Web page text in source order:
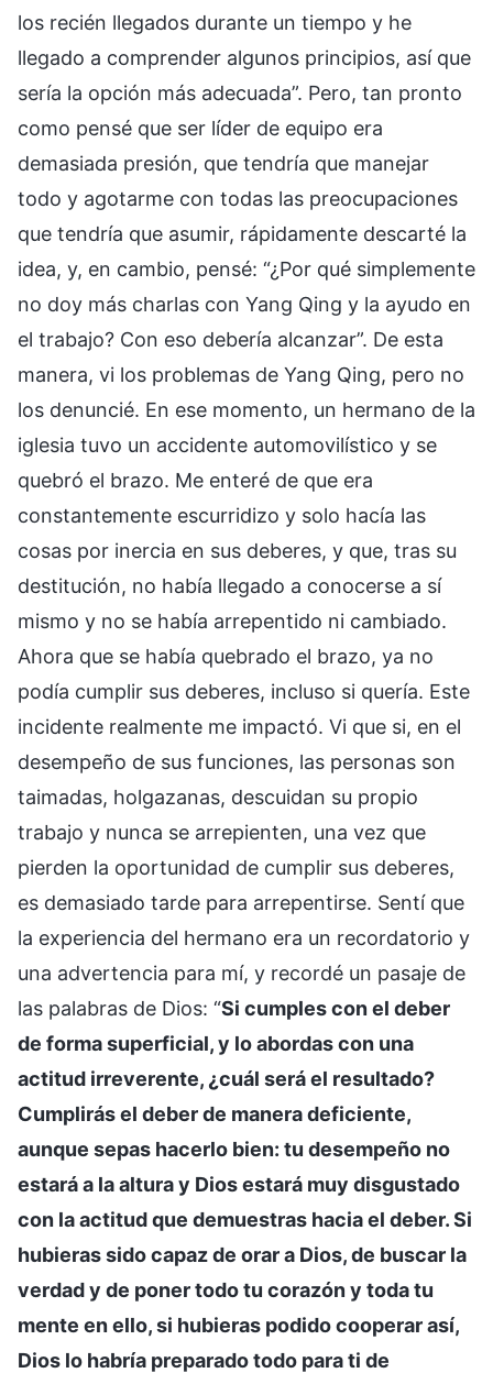
los recién llegados durante un tiempo y he
llegado a comprender algunos principios, así que
sería la opción más adecuada”. Pero, tan pronto
como pensé que ser líder de equipo era
demasiada presión, que tendría que manejar
todo y agotarme con todas las preocupaciones
que tendría que asumir, rápidamente descarté la
idea, y, en cambio, pensé: “¿Por qué simplemente
no doy más charlas con Yang Qing y la ayudo en
el trabajo? Con eso debería alcanzar”. De esta
manera, vi los problemas de Yang Qing, pero no
los denuncié. En ese momento, un hermano de la
iglesia tuvo un accidente automovilístico y se
quebró el brazo. Me enteré de que era
constantemente escurridizo y solo hacía las
cosas por inercia en sus deberes, y que, tras su
destitución, no había llegado a conocerse a sí
mismo y no se había arrepentido ni cambiado.
Ahora que se había quebrado el brazo, ya no
podía cumplir sus deberes, incluso si quería. Este
incidente realmente me impactó. Vi que si, en el
desempeño de sus funciones, las personas son
taimadas, holgazanas, descuidan su propio
trabajo y nunca se arrepienten, una vez que
pierden la oportunidad de cumplir sus deberes,
es demasiado tarde para arrepentirse. Sentí que
la experiencia del hermano era un recordatorio y
una advertencia para mí, y recordé un pasaje de
las palabras de Dios: “Si cumples con el deber
de forma superficial, y lo abordas con una
actitud irreverente, ¿cuál será el resultado?
Cumplirás el deber de manera deficiente,
aunque sepas hacerlo bien: tu desempeño no
estará a la altura y Dios estará muy disgustado
con la actitud que demuestras hacia el deber. Si
hubieras sido capaz de orar a Dios, de buscar la
verdad y de poner todo tu corazón y toda tu
mente en ello, si hubieras podido cooperar así,
Dios lo habría preparado todo para ti de